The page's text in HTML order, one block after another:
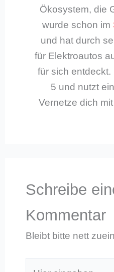
Ökosystem, die
wurde schon im
und hat durch
für Elektroautos
für sich
5 und nutzt
Vernetze dich
Schreibe
Kommentar
Bleibt bitte nett